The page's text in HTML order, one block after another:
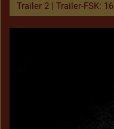
Trailer 2 | Trailer-FSK: 16